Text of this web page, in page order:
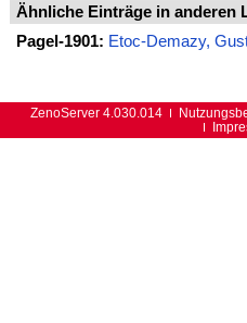
Ähnliche Einträge in anderen
Pagel-1901: Etoc-Demazy,
ZenoServer 4.030.014